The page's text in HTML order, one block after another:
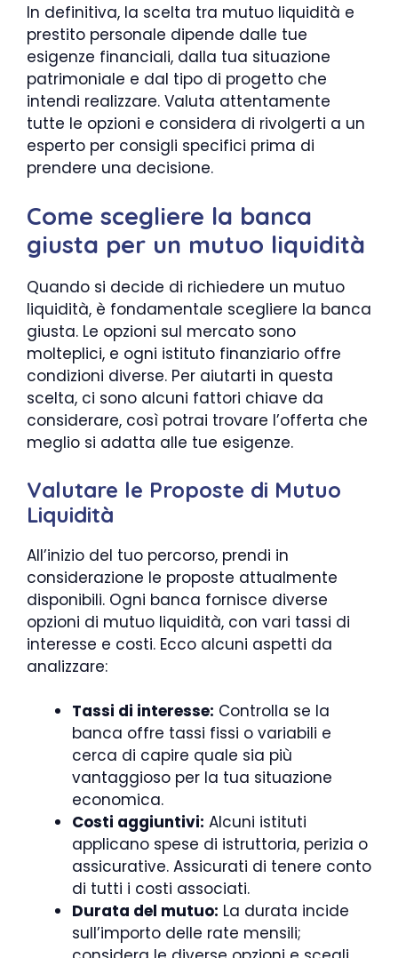
In definitiva, la scelta tra mutuo liquidità e
prestito personale dipende dalle tue
esigenze financiali, dalla tua situazione
patrimoniale e dal tipo di progetto che
intendi realizzare. Valuta attentamente
tutte le opzioni e considera di rivolgerti a un
esperto per consigli specifici prima di
prendere una decisione.
Come scegliere la banca
giusta per un mutuo liquidità
Quando si decide di richiedere un mutuo
liquidità, è fondamentale scegliere la banca
giusta. Le opzioni sul mercato sono
molteplici, e ogni istituto finanziario offre
condizioni diverse. Per aiutarti in questa
scelta, ci sono alcuni fattori chiave da
considerare, così potrai trovare l’offerta che
meglio si adatta alle tue esigenze.
Valutare le Proposte di Mutuo
Liquidità
All’inizio del tuo percorso, prendi in
considerazione le proposte attualmente
disponibili. Ogni banca fornisce diverse
opzioni di mutuo liquidità, con vari tassi di
interesse e costi. Ecco alcuni aspetti da
analizzare:
Tassi di interesse: Controlla se la
banca offre tassi fissi o variabili e
cerca di capire quale sia più
vantaggioso per la tua situazione
economica.
Costi aggiuntivi: Alcuni istituti
applicano spese di istruttoria, perizia o
assicurative. Assicurati di tenere conto
di tutti i costi associati.
Durata del mutuo: La durata incide
sull’importo delle rate mensili;